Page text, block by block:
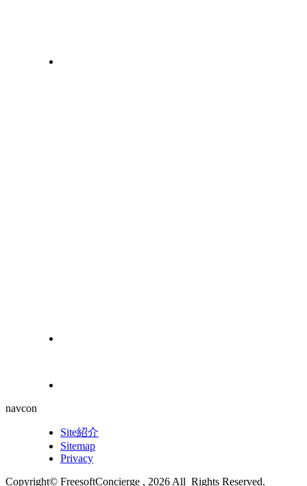
navcon
Site紹介
Sitemap
Privacy
Copyright© FreesoftConcierge , 2026 All Rights Reserved.